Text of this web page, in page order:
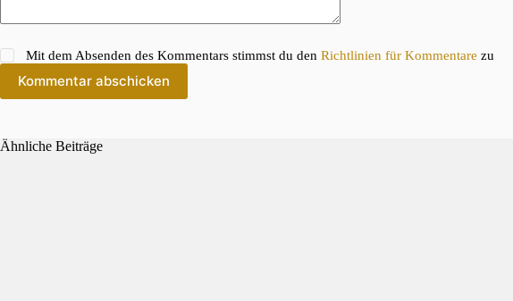
Mit dem Absenden des Kommentars stimmst du denRichtlinien für Kommentare zu
Kommentar abschicken
Ähnliche Beiträge